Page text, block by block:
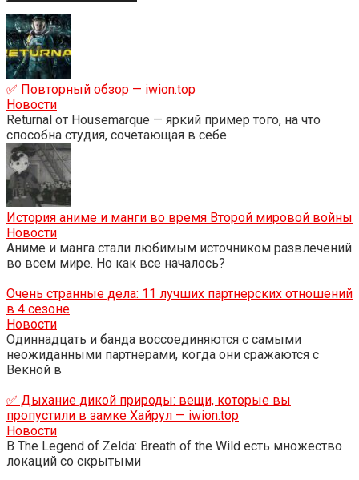
✅ Повторный обзор — iwion.top
Новости
Returnal от Housemarque — яркий пример того, на что
способна студия, сочетающая в себе
История аниме и манги во время Второй мировой войны
Новости
Аниме и манга стали любимым источником развлечений
во всем мире. Но как все началось?
Очень странные дела: 11 лучших партнерских отношений
в 4 сезоне
Новости
Одиннадцать и банда воссоединяются с самыми
неожиданными партнерами, когда они сражаются с
Векной в
✅ Дыхание дикой природы: вещи, которые вы
пропустили в замке Хайрул — iwion.top
Новости
В The Legend of Zelda: Breath of the Wild есть множество
локаций со скрытыми